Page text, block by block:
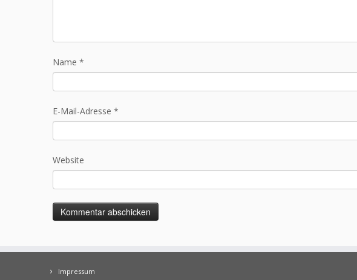
Name *
E-Mail-Adresse *
Website
Impressum